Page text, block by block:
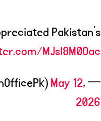
Pakistan’s
MJsI8M0Oac
— Ministry of Foreign Affairs – Pakistan (@ForeignOfficePk)
May 12,
2026